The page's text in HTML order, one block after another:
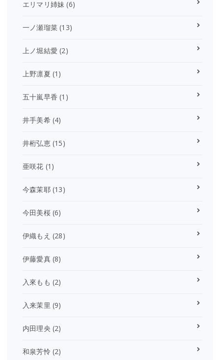
エリマリ姉妹 (6)
一ノ瀬瑠菜 (13)
上ノ堀結愛 (2)
上野凛夏 (1)
五十嵐早香 (1)
井手美希(4)
井桁弘恵(15)
亜咲花 (1)
今森茉耶(13)
今田美桜(6)
伊織もえ (28)
伊藤愛真(8)
入來もも (2)
入来茉里 (9)
内田理央 (2)
和泉芳怜 (2)